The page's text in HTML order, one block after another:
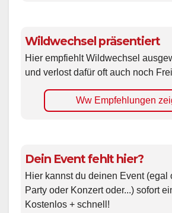
Wildwechsel präsentiert
Hier empfiehlt Wildwechsel
und verlost dafür oft auch noch
Ww Empfehlungen
Dein Event fehlt hier?
Hier kannst du deinen Event (egal
Party oder Konzert oder...) sofort
Kostenlos + schnell!